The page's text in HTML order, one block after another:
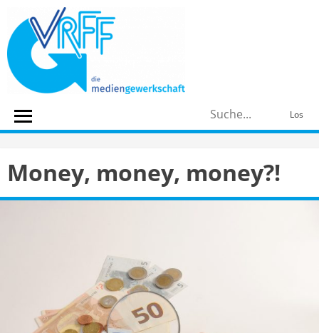
content
Los
Money, money, money?!